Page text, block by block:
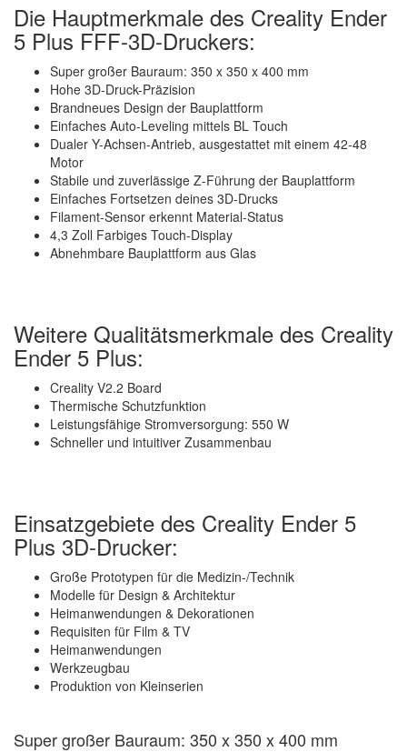
Die Hauptmerkmale des Creality Ender
5 Plus FFF-3D-Druckers:
Super großer Bauraum: 350 x 350 x 400 mm
Hohe 3D-Druck-Präzision
Brandneues Design der Bauplattform
Einfaches Auto-Leveling mittels BL Touch
Dualer Y-Achsen-Antrieb, ausgestattet mit einem 42-48
Motor
Stabile und zuverlässige Z-Führung der Bauplattform
Einfaches Fortsetzen deines 3D-Drucks
Filament-Sensor erkennt Material-Status
4,3 Zoll Farbiges Touch-Display
Abnehmbare Bauplattform aus Glas
Weitere Qualitätsmerkmale des Creality
Ender 5 Plus:
Creality V2.2 Board
Thermische Schutzfunktion
Leistungsfähige Stromversorgung: 550 W
Schneller und intuitiver Zusammenbau
Einsatzgebiete des Creality Ender 5
Plus 3D-Drucker:
Große Prototypen für die Medizin-/Technik
Modelle für Design & Architektur
Heimanwendungen & Dekorationen
Requisiten für Film & TV
Heimanwendungen
Werkzeugbau
Produktion von Kleinserien
Super großer Bauraum: 350 x 350 x 400 mm